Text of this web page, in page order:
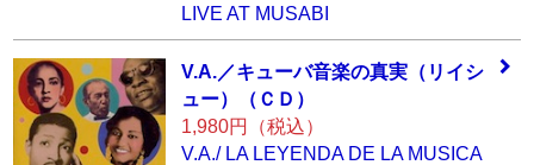
LIVE AT MUSABI
V.A.／キューバ音楽の真実（リイシ
ュー）（ＣＤ）
1,980円（税込）
V.A./ LA LEYENDA DE LA MUSICA